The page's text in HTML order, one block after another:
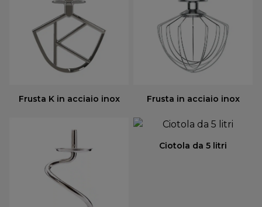
Frusta K in acciaio inox Frusta in acciaio inox
Ciotola da 5 litri